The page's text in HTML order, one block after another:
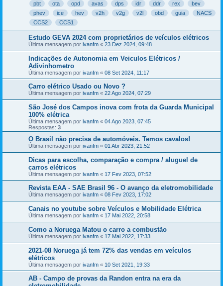
pbt
ota opd avas dps idr ddr rex
bev
phev
ice hev v2h v2g v2l obd guia
NACS
CCS2
CCS1
Estudo GEVA 2024 com proprietários de veículos elétricos
Última mensagem por ivanfm « 23 Dez 2024, 09:48
Indicações de Autonomia em Veiculos Elétricos /
Adivinhometro
Última mensagem por ivanfm « 08 Set 2024, 11:17
Carro elétrico Usado ou Novo ?
Última mensagem por ivanfm « 22 Ago 2024, 07:29
São José dos Campos inova com frota da Guarda Municipal
100% elétrica
Última mensagem por ivanfm « 04 Ago 2023, 07:45
Respostas: 3
O Brasil não precisa de automóveis. Temos cavalos!
Última mensagem por ivanfm « 01 Abr 2023, 21:52
Dicas para escolha, comparação e compra / aluguel de
carros elétricos
Última mensagem por ivanfm « 17 Fev 2023, 07:52
Revista EAA - SAE Brasil 96 - O avanço da eletromobilidade
Última mensagem por ivanfm « 08 Fev 2023, 17:02
Canais no youtube sobre Veículos e Mobilidade Elétrica
Última mensagem por ivanfm « 17 Mai 2022, 20:58
Como a Noruega Matou o carro a combustão
Última mensagem por ivanfm « 17 Mai 2022, 17:33
2021-08 Noruega já tem 72% das vendas em veículos
elétricos
Última mensagem por ivanfm « 10 Set 2021, 19:33
AB - Campo de provas da Randon entra na era da